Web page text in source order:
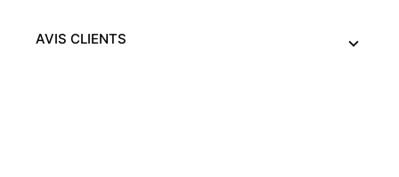
AVIS CLIENTS